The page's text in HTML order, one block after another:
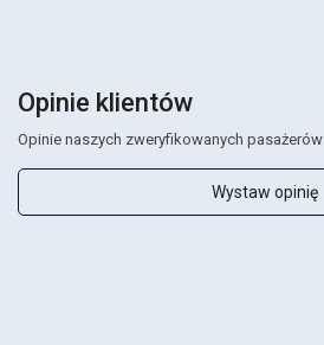
Opinie klientów
Opinie naszych zweryfikowanych pasażerów
Wystaw opinię